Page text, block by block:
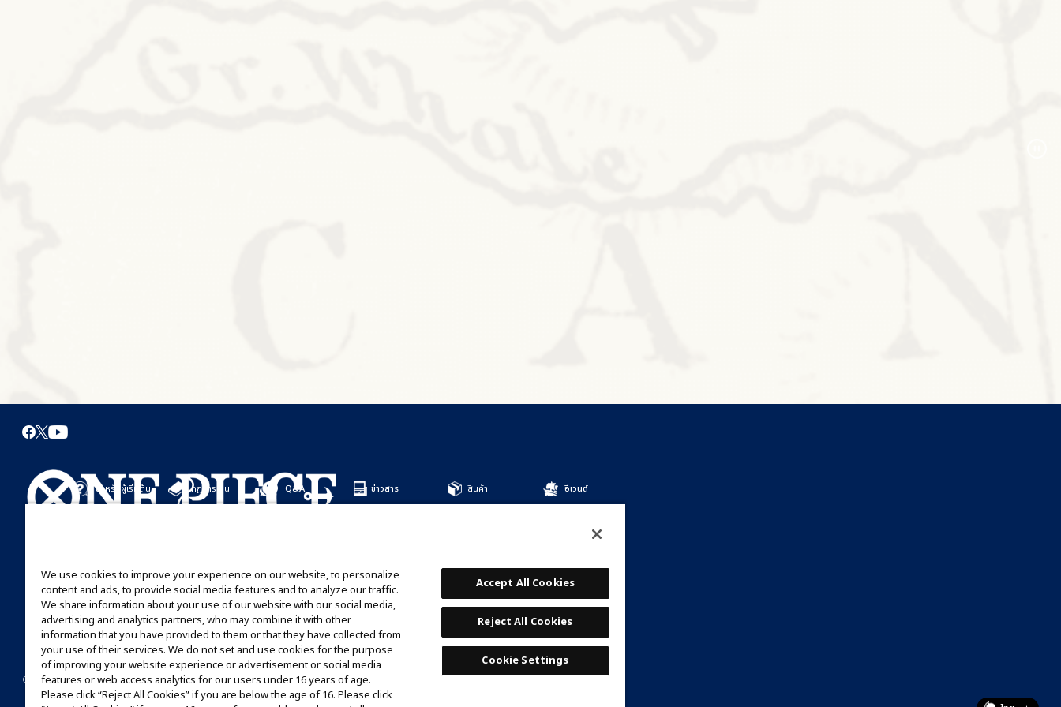
สำหรับผู้เริ่มต้น กฎการเล่น Q&A ข่าวสาร สินค้า อีเวนต์
การ์ด
รายชื่อการ์ด
เด็คที่แนะนำ
CONTACT USCookie SettingsPRIVACY POLICYGLOBAL ENTRANCE
©Eiichiro Oda/Shueisha©Eiichiro Oda/Shueisha, Toei Animation
We use cookies to improve your experience on our website, to personalize
content and ads, to provide social media features and to analyze our traffic.
We share information about your use of our website with our social media,
advertising and analytics partners, who may combine it with other
information that you have provided to them or that they have collected from
your use of their services. We do not set and use cookies for the purpose
of improving your website experience or advertisement or social media
features or web access analytics for our users under 16 years of age.
Please click “Reject All Cookies” if you are below the age of 16. Please click
Accept All Cookies
Reject All Cookies
Cookie Settings